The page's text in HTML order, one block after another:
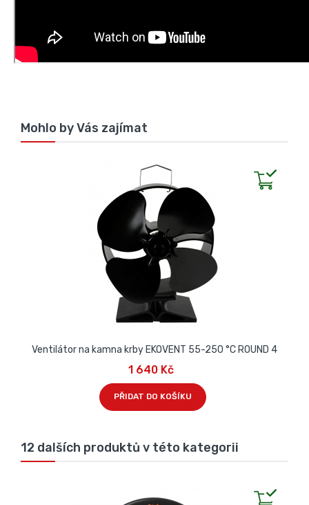
Mohlo by Vás zajímat
Ventilátor na kamna krby EKOVENT 55-250 °C ROUND 4
1 640 Kč
PŘIDAT DO KOŠÍKU
12 dalších produktů v této kategorii